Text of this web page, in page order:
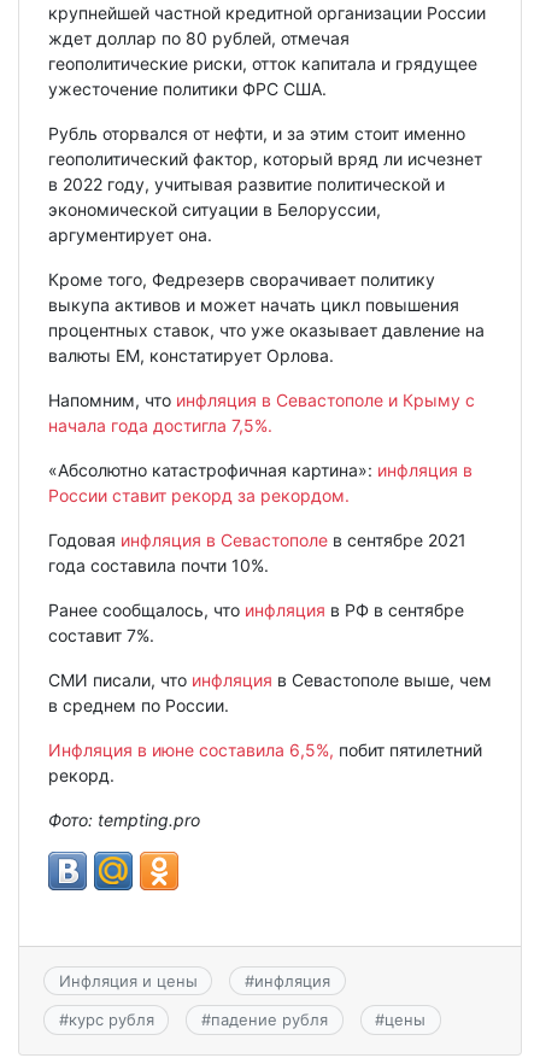
крупнейшей частной кредитной организации России
ждет доллар по 80 рублей, отмечая
геополитические риски, отток капитала и грядущее
ужесточение политики ФРС США.
Рубль оторвался от нефти, и за этим стоит именно
геополитический фактор, который вряд ли исчезнет
в 2022 году, учитывая развитие политической и
экономической ситуации в Белоруссии,
аргументирует она.
Кроме того, Федрезерв сворачивает политику
выкупа активов и может начать цикл повышения
процентных ставок, что уже оказывает давление на
валюты EM, констатирует Орлова.
Напомним, что инфляция в Севастополе и Крыму с
начала года достигла 7,5%.
«Абсолютно катастрофичная картина»: инфляция в
России ставит рекорд за рекордом.
Годовая инфляция в Севастополе в сентябре 2021
года составила почти 10%.
Ранее сообщалось, что инфляция в РФ в сентябре
составит 7%.
СМИ писали, что инфляция в Севастополе выше, чем
в среднем по России.
Инфляция в июне составила 6,5%, побит пятилетний
рекорд.
Фото: tempting.pro
Инфляция и цены #инфляция
#курс рубля #падение рубля #цены